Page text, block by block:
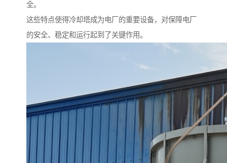
全。
这些特点使得冷却塔成为电厂的重要设备，对保障电厂
的安全、稳定和运行起到了关键作用。